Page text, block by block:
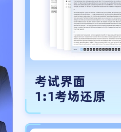
考试界面
1:1考场还原